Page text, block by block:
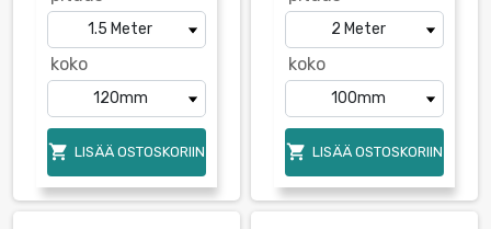
koko
 LISÄÄ OSTOSKORIIN
koko
 LISÄÄ OSTOSKORIIN